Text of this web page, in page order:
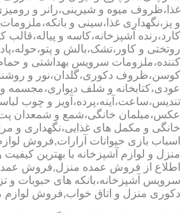
غذا،ظروف میوه و شیرینی،رانر و
و پز،نگهداری غذا،سینی و
کارد،رنده آشپزخانه،کاسه و
روتختی و کاور،تشک،بالش و
کننده،ملزومات سرویس بهداشتی و
کوسن،ظروف دکوری،گلدان،نور و
عودی،کتابخانه و شلف دیواری،مجسمه و
تندیس،ساعت،آینه،پرده،آویز و چوب
عکس،مبلمان خانگی،شمع و شمعدان
خانگی و مکمل های غذایی،نگهداری و
اسباب بازی حیوانات آرارات,فروش
منزل و لوازم آشپزخانه با بهترین
اطلاع از فروش عمده منزل,فروش عمده
سرویس آشپزخانه،بانکه های حبوبات و
دکوری منزل و اتاق خواب,فروش لوازم